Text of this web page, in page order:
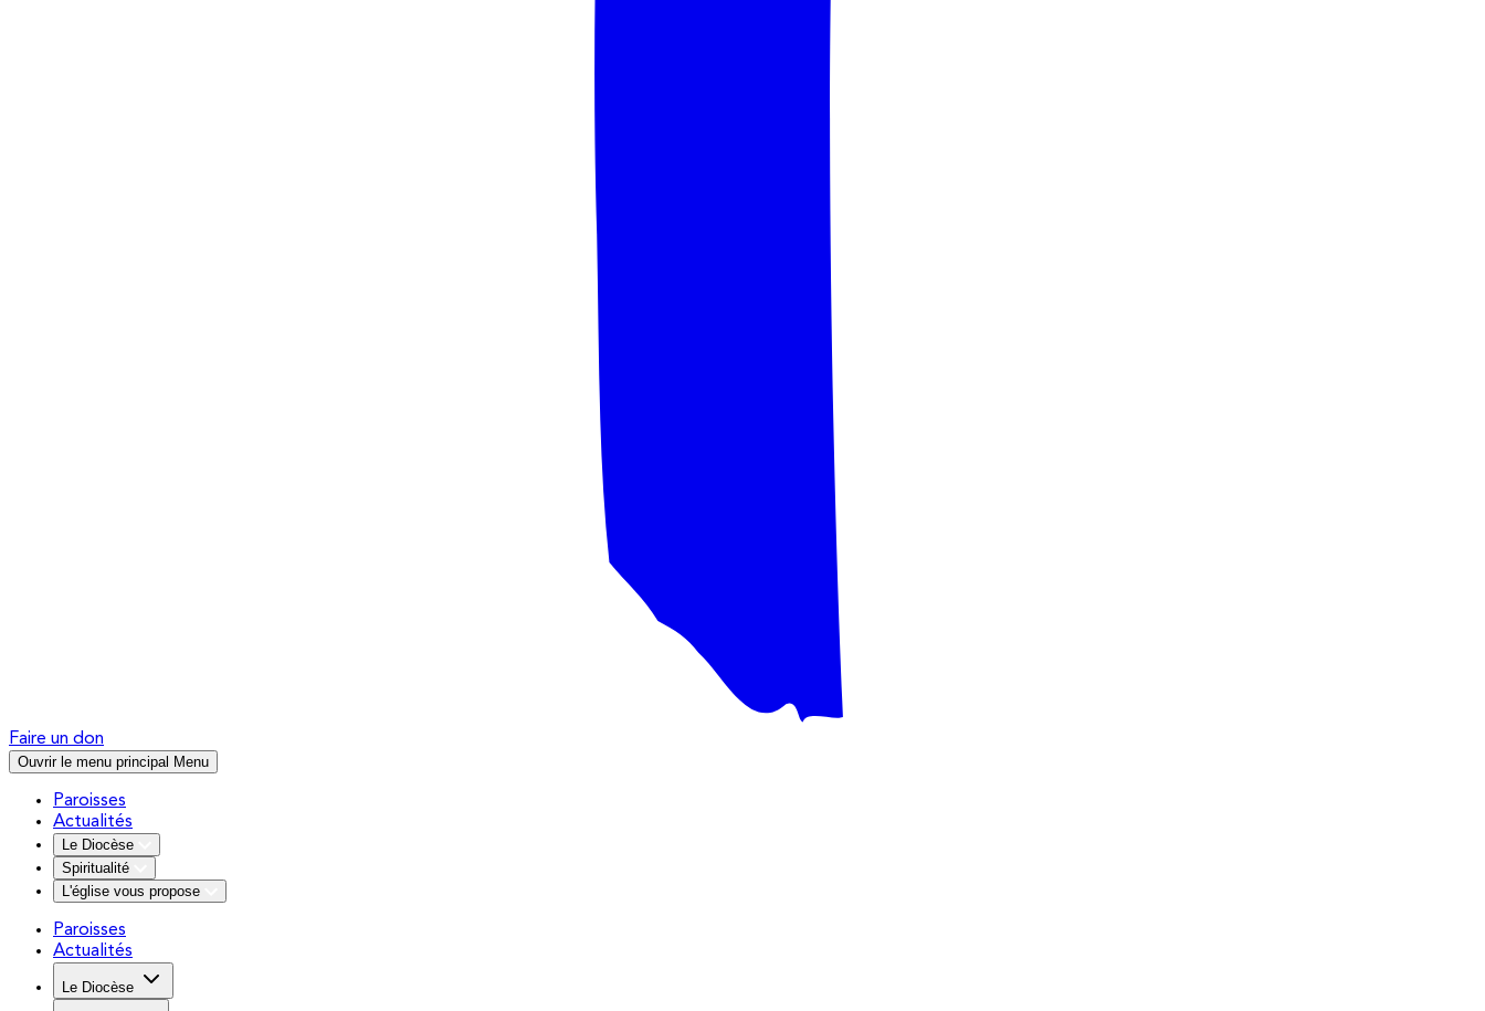
Faire un don
Ouvrir le menu principal Menu
Paroisses
Actualités
Le Diocèse
Spiritualité
L'église vous propose
Paroisses
Actualités
Le Diocèse